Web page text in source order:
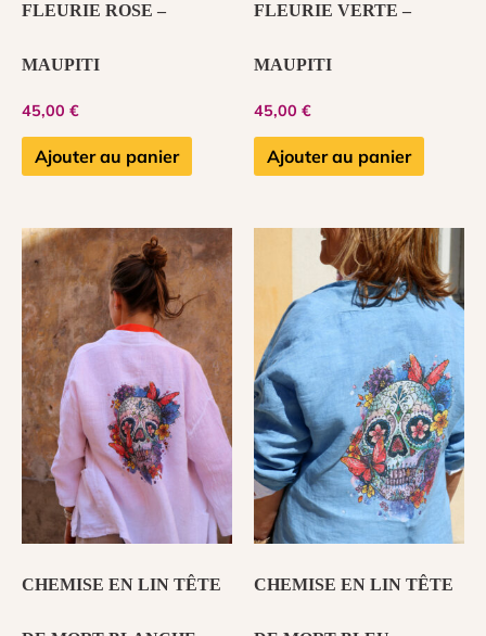
FLEURIE ROSE –
MAUPITI
45,00 €
Ajouter au panier
FLEURIE VERTE –
MAUPITI
45,00 €
Ajouter au panier
CHEMISE EN LIN TÊTE CHEMISE EN LIN TÊTE